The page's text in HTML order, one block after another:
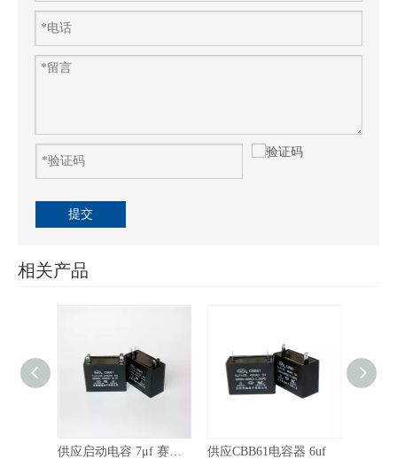
提交
相关产品
供应启动电容 7μf 赛福CBB61 供应CBB61电容器 6uf